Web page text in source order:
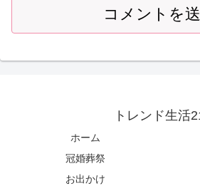
トレンド生活
ホーム
冠婚葬祭
お出かけ